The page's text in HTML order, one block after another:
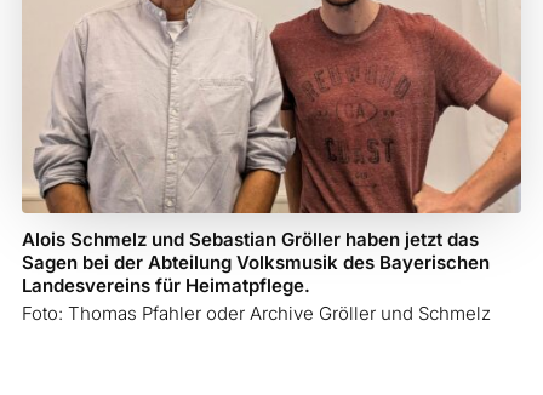
Alois Schmelz und Sebastian Gröller haben jetzt das
Sagen bei der Abteilung Volksmusik des Bayerischen
Landesvereins für Heimatpflege.
Foto: Thomas Pfahler oder Archive Gröller und Schmelz